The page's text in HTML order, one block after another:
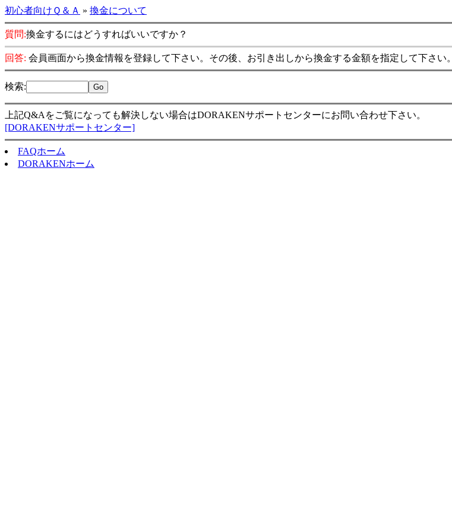
初心者向けＱ＆Ａ » 換金について
質問:換金するにはどうすればいいですか？
回答: 会員画面から換金情報を登録して下さい。その後、お引き出しから換金する金額を指定して下さい。
検索:
上記Q&Aをご覧になっても解決しない場合はDORAKENサポートセンターにお問い合わせ下さい。
[DORAKENサポートセンター]
FAQホーム
DORAKENホーム